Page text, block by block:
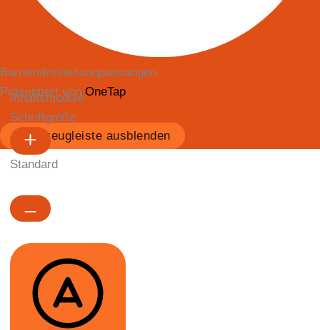
Barrierefreiheitsanpassungen
Präsentiert von OneTap
Werkzeugleiste ausblenden
Inhaltsmodule
Schriftgröße
Standard